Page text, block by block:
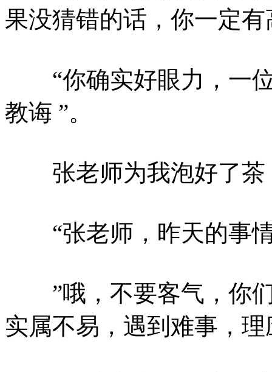
果没猜错的话，你一定有
“你确实好眼力，一位
教诲 ”。
张老师为我泡好了茶
“张老师，昨天的事情
”哦，不要客气，你们
实属不易，遇到难事，